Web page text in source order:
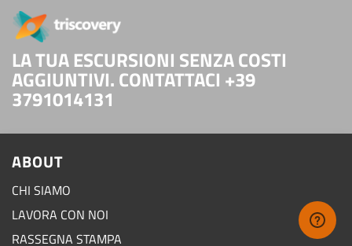
LA TUA ESCURSIONI SENZA COSTI
AGGIUNTIVI. CONTATTACI +39
3791014131
ABOUT
CHI SIAMO
LAVORA CON NOI
RASSEGNA STAMPA